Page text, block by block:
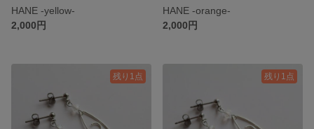
HANE -yellow-
2,000円
HANE -orange-
2,000円
残り1点 残り1点